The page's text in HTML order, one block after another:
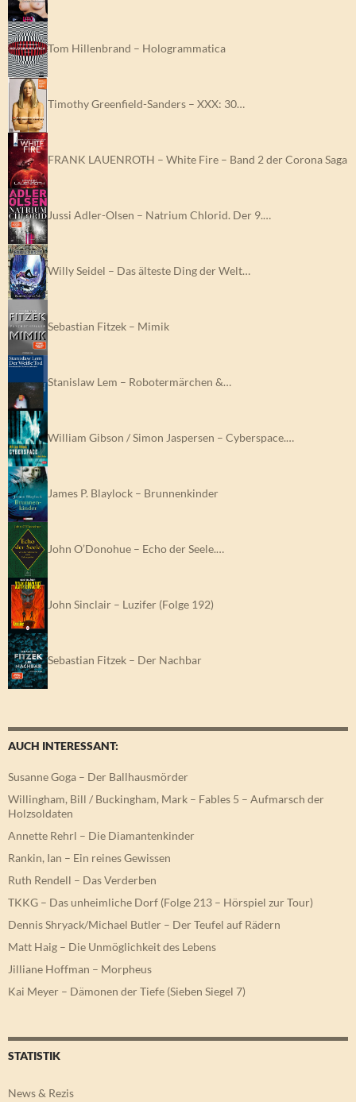
Tom Hillenbrand – Hologrammatica
Timothy Greenfield-Sanders – XXX: 30…
FRANK LAUENROTH – White Fire – Band 2 der Corona Saga
Jussi Adler-Olsen – Natrium Chlorid. Der 9.…
Willy Seidel – Das älteste Ding der Welt…
Sebastian Fitzek – Mimik
Stanislaw Lem – Robotermärchen &…
William Gibson / Simon Jaspersen – Cyberspace.…
James P. Blaylock – Brunnenkinder
John O’Donohue – Echo der Seele.…
John Sinclair – Luzifer (Folge 192)
Sebastian Fitzek – Der Nachbar
AUCH INTERESSANT:
Susanne Goga – Der Ballhausmörder
Willingham, Bill / Buckingham, Mark – Fables 5 – Aufmarsch der
Holzsoldaten
Annette Rehrl – Die Diamantenkinder
Rankin, Ian – Ein reines Gewissen
Ruth Rendell – Das Verderben
TKKG – Das unheimliche Dorf (Folge 213 – Hörspiel zur Tour)
Dennis Shryack/Michael Butler – Der Teufel auf Rädern
Matt Haig – Die Unmöglichkeit des Lebens
Jilliane Hoffman – Morpheus
Kai Meyer – Dämonen der Tiefe (Sieben Siegel 7)
STATISTIK
News & Rezis